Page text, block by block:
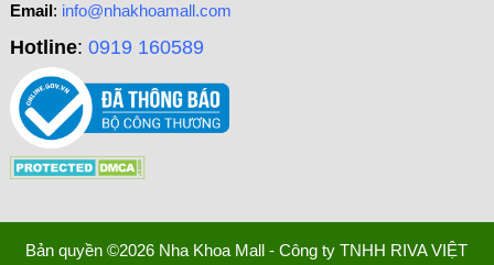
Email: info@nhakhoamall.com
Hotline: 0919 160589
Bản quyền ©2026 Nha Khoa Mall - Công ty TNHH RIVA VIỆT